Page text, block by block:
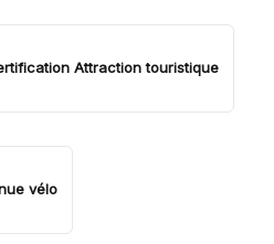
Attraction touristique
vélo